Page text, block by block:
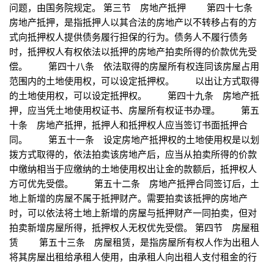
问题，由国务院规定。 第三节 房地产抵押 第四十七条
房地产抵押，是指抵押人以其合法的房地产以不转移占有的方
式向抵押权人提供债务履行担保的行为。债务人不履行债务
时，抵押权人有权依法以抵押的房地产拍卖所得的价款优先受
偿。 第四十八条 依法取得的房屋所有权连同该房屋占用
范围内的土地使用权，可以设定抵押权。 以出让方式取得
的土地使用权，可以设定抵押权。 第四十九条 房地产抵
押，应当凭土地使用权证书、房屋所有权证书办理。 第五
十条 房地产抵押，抵押人和抵押权人应当签订书面抵押合
同。 第五十一条 设定房地产抵押权的土地使用权是以划
拨方式取得的，依法拍卖该房地产后，应当从拍卖所得的价款
中缴纳相当于应缴纳的土地使用权出让金的款额后，抵押权人
方可优先受偿。 第五十二条 房地产抵押合同签订后，土
地上新增的房屋不属于抵押财产。需要拍卖该抵押的房地产
时，可以依法将土地上新增的房屋与抵押财产一同拍卖，但对
拍卖新增房屋所得，抵押权人无权优先受偿。 第四节 房屋租
赁 第五十三条 房屋租赁，是指房屋所有权人作为出租人
将其房屋出租给承租人使用，由承租人向出租人支付租金的行